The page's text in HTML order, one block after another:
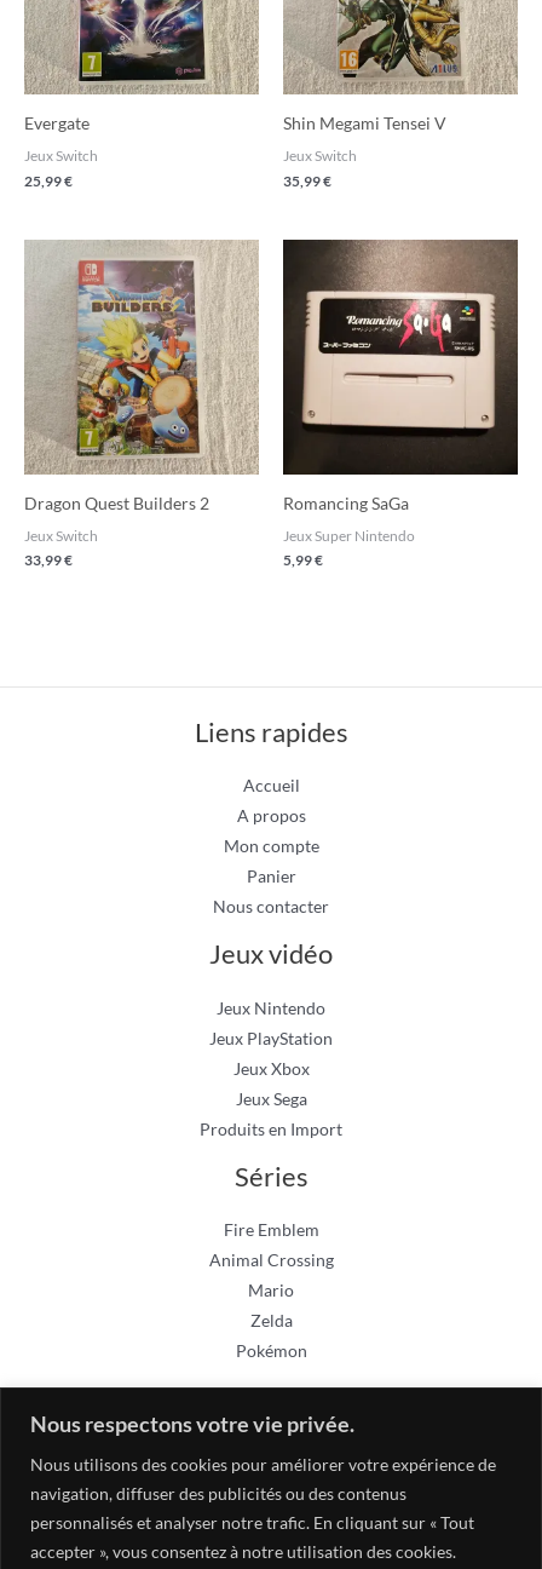
Nous respectons votre vie privée.
Nous utilisons des cookies pour améliorer votre expérience de
navigation, diffuser des publicités ou des contenus
personnalisés et analyser notre trafic. En cliquant sur « Tout
accepter », vous consentez à notre utilisation des cookies.
Evergate
Jeux Switch
25,99€
Shin Megami Tensei V
Jeux Switch
35,99€
Dragon Quest Builders 2
Jeux Switch
33,99€
Romancing SaGa
Jeux Super Nintendo
5,99€
Liens rapides
Accueil
A propos
Mon compte
Panier
Nous contacter
Jeux vidéo
Jeux Nintendo
Jeux PlayStation
Jeux Xbox
Jeux Sega
Produits en Import
Séries
Fire Emblem
Animal Crossing
Mario
Zelda
Pokémon